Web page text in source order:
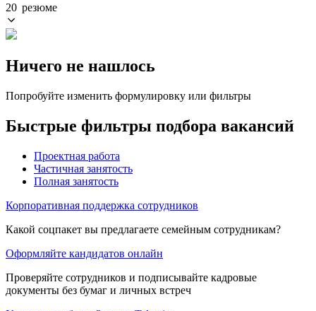
20 резюме
Ничего не нашлось
Попробуйте изменить формулировку или фильтры
Быстрые фильтры подбора вакансий
Проектная работа
Частичная занятость
Полная занятость
Корпоративная поддержка сотрудников
Какой соцпакет вы предлагаете семейным сотрудникам?
Оформляйте кандидатов онлайн
Проверяйте сотрудников и подписывайте кадровые
документы без бумаг и личных встреч